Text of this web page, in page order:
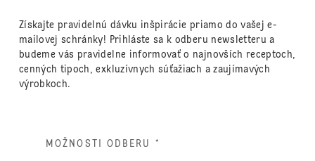
Získajte pravidelnú dávku inšpirácie priamo do vašej e-
mailovej schránky! Prihláste sa k odberu newsletteru a
budeme vás pravidelne informovať o najnovších receptoch,
cenných tipoch, exkluzívnych súťažiach a zaujímavých
výrobkoch.
MOŽNOSTI ODBERU *